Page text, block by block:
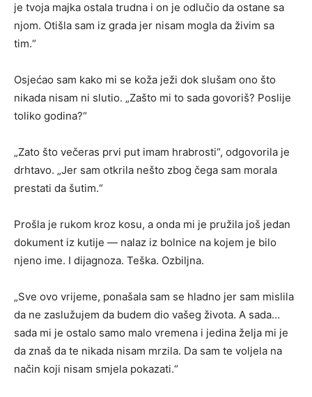
je tvoja majka ostala trudna i on je odlučio da ostane sa
njom. Otišla sam iz grada jer nisam mogla da živim sa
tim.“
Osjećao sam kako mi se koža ježi dok slušam ono što
nikada nisam ni slutio. „Zašto mi to sada govoriš? Poslije
toliko godina?“
„Zato što večeras prvi put imam hrabrosti“, odgovorila je
drhtavo. „Jer sam otkrila nešto zbog čega sam morala
prestati da šutim.“
Prošla je rukom kroz kosu, a onda mi je pružila još jedan
dokument iz kutije — nalaz iz bolnice na kojem je bilo
njeno ime. I dijagnoza. Teška. Ozbiljna.
„Sve ovo vrijeme, ponašala sam se hladno jer sam mislila
da ne zaslužujem da budem dio vašeg života. A sada…
sada mi je ostalo samo malo vremena i jedina želja mi je
da znaš da te nikada nisam mrzila. Da sam te voljela na
način koji nisam smjela pokazati.“